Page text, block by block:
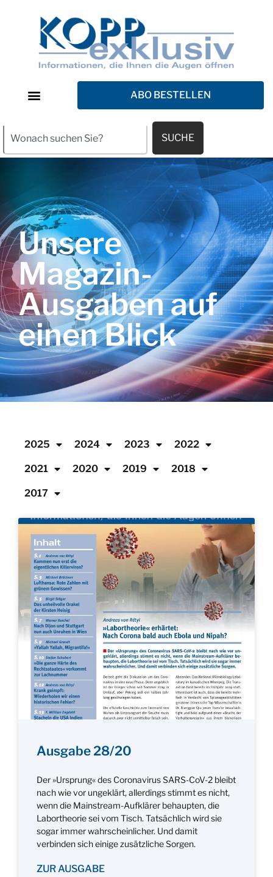
ABO BESTELLEN
SUCHE
Unsere
Magazin-
Ausgaben auf
einen Blick
2025 2024 2023 2022
2021 2020 2019 2018
2017
Ausgabe 28/20
Der »Ursprung« des Coronavirus SARS-CoV-2 bleibt
nach wie vor ungeklärt, allerdings stimmt es nicht,
wenn die Mainstream-Aufklärer behaupten, die
Labortheorie sei vom Tisch. Tatsächlich wird sie
sogar immer wahrscheinlicher. Und damit
verbinden sich einige zusätzliche Sorgen.
ZUR AUSGABE